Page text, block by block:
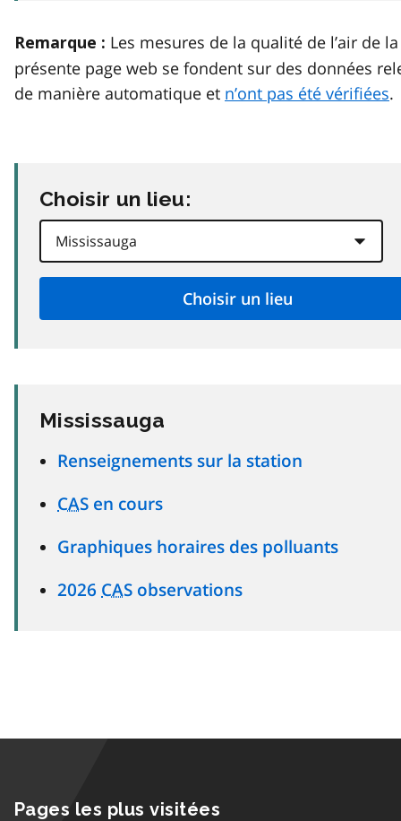
Remarque : Les mesures de la qualité de l’air de la
présente page web se fondent sur des données
de manière automatique et n’ont pas été vérifiées.
Choisir un lieu:
Mississauga
Renseignements sur la station
CAS en cours
Graphiques horaires des polluants
2026 CAS observations
Pages les plus visitées